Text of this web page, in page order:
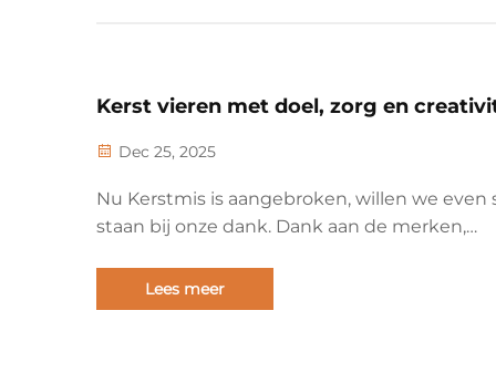
Kerst vieren met doel, zorg en
Dec 25, 2025
Nu Kerstmis is aangebroken, willen we even
staan bij onze dank. Dank aan de merken,
hebben samengewerkt, en aan elke
gelooft dat kinderkleding gemaakt kan
Lees meer